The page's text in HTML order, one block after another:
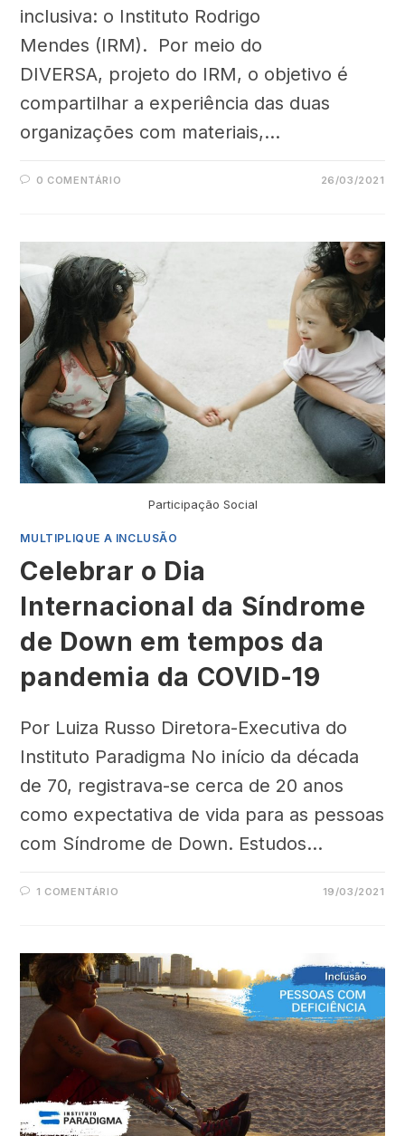
inclusiva: o Instituto Rodrigo
Mendes (IRM). Por meio do
DIVERSA, projeto do IRM, o objetivo é
compartilhar a experiência das duas
organizações com materiais,…
0 COMENTÁRIO 26/03/2021
Participação Social
MULTIPLIQUE A INCLUSÃO
Celebrar o Dia
Internacional da Síndrome
de Down em tempos da
pandemia da COVID-19
Por Luiza Russo Diretora-Executiva do
Instituto Paradigma No início da década
de 70, registrava-se cerca de 20 anos
como expectativa de vida para as pessoas
com Síndrome de Down. Estudos…
1 COMENTÁRIO 19/03/2021